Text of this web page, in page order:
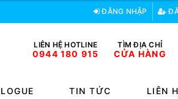
ĐĂNG NHẬP
LIÊN HỆ HOTLINE
0944 180 915
TÌM ĐỊA CHỈ
CỬA HÀNG
TIN TỨC LIÊN